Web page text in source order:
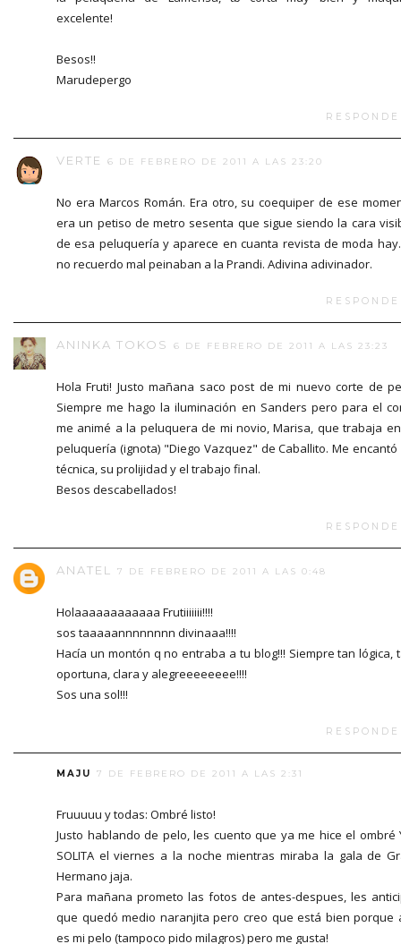
excelente!
Besos!!
Marudepergo
VERTE 6 DE FEBRERO DE 2011 A LAS 23:20
No era Marcos Román. Era otro, su coequiper de ese
era un petiso de metro sesenta que sigue siendo la cara
de esa peluquería y aparece en cuanta revista de moda
no recuerdo mal peinaban a la Prandi. Adivina adivinador.
ANINKA TOKOS 6 DE FEBRERO DE 2011 A LAS 23:23
Hola Fruti! Justo mañana saco post de mi nuevo corte de
Siempre me hago la iluminación en Sanders pero para el
me animé a la peluquera de mi novio, Marisa, que trabaja
peluquería (ignota) "Diego Vazquez" de Caballito. Me encantó
técnica, su prolijidad y el trabajo final.
Besos descabellados!
ANATEL 7 DE FEBRERO DE 2011 A LAS 0:48
Holaaaaaaaaaaaa Frutiiiiiii!!!!
sos taaaaannnnnnnn divinaaa!!!!
Hacía un montón q no entraba a tu blog!!! Siempre tan lógica,
oportuna, clara y alegreeeeeeee!!!!
Sos una sol!!!
MAJU 7 DE FEBRERO DE 2011 A LAS 2:31
Fruuuuu y todas: Ombré listo!
Justo hablando de pelo, les cuento que ya me hice el ombré
SOLITA el viernes a la noche mientras miraba la gala de
Hermano jaja.
Para mañana prometo las fotos de antes-despues, les
que quedó medio naranjita pero creo que está bien porque
es mi pelo (tampoco pido milagros) pero me gusta!